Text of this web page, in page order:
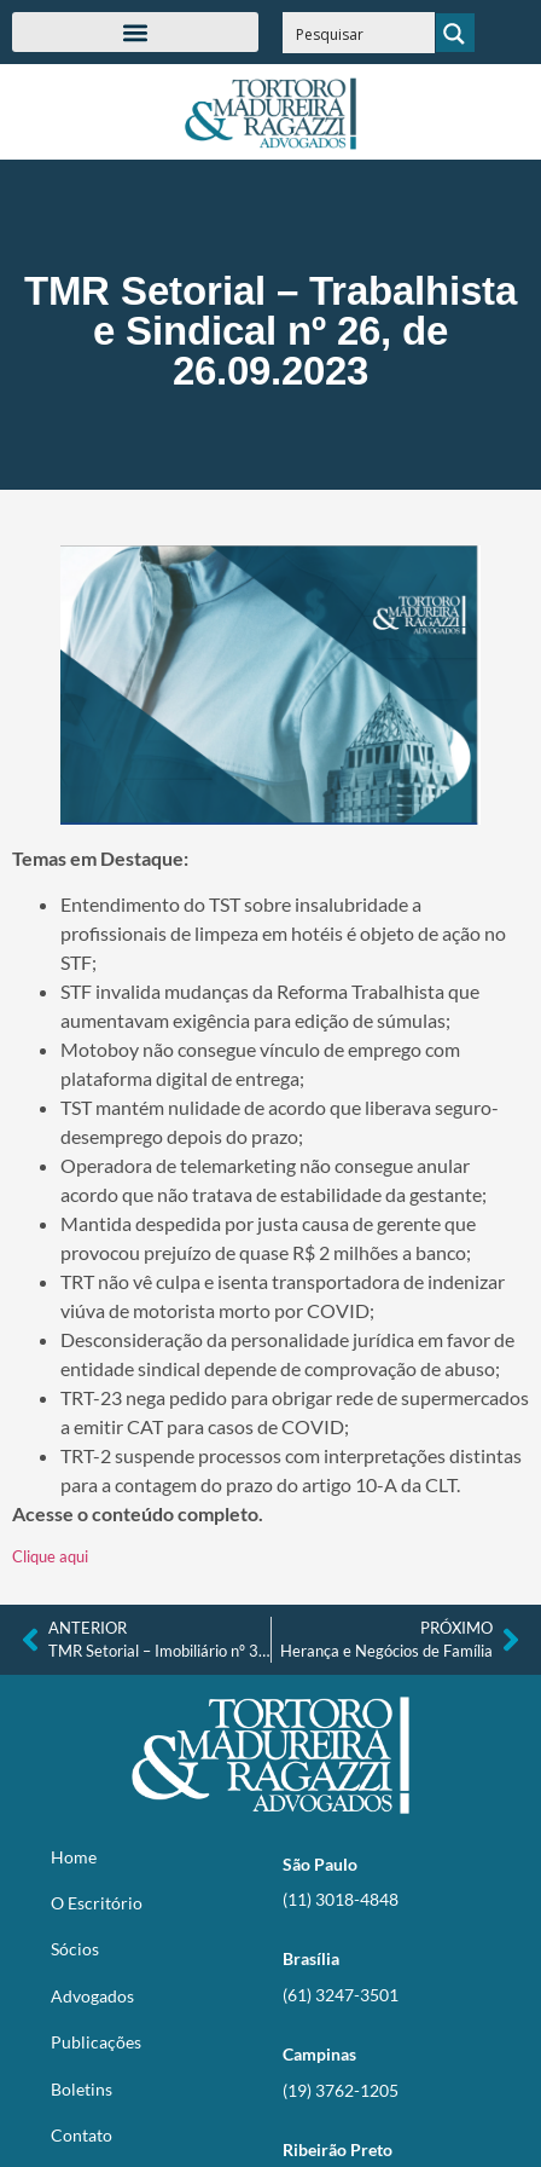
TMR Setorial – Trabalhista
e Sindical nº 26, de
26.09.2023
Temas em Destaque:
Entendimento do TST sobre insalubridade a
profissionais de limpeza em hotéis é objeto de ação no
STF;
STF invalida mudanças da Reforma Trabalhista que
aumentavam exigência para edição de súmulas;
Motoboy não consegue vínculo de emprego com
plataforma digital de entrega;
TST mantém nulidade de acordo que liberava seguro-
desemprego depois do prazo;
Operadora de telemarketing não consegue anular
acordo que não tratava de estabilidade da gestante;
Mantida despedida por justa causa de gerente que
provocou prejuízo de quase R$ 2 milhões a banco;
TRT não vê culpa e isenta transportadora de indenizar
viúva de motorista morto por COVID;
Desconsideração da personalidade jurídica em favor de
entidade sindical depende de comprovação de abuso;
TRT-23 nega pedido para obrigar rede de supermercados
a emitir CAT para casos de COVID;
TRT-2 suspende processos com interpretações distintas
para a contagem do prazo do artigo 10-A da CLT.
Acesse o conteúdo completo.
Clique aqui
ANTERIOR
TMR Setorial – Imobiliário nº 31, de 21.09.2023
PRÓXIMO
Herança e Negócios de Família
Home
O Escritório
Sócios
Advogados
Publicações
Boletins
Contato
São Paulo
(11) 3018-4848
Brasília
(61) 3247-3501
Campinas
(19) 3762-1205
Ribeirão Preto